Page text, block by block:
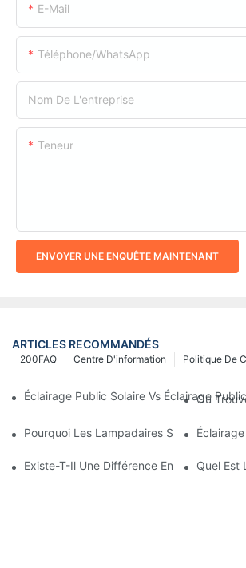
E-Mail
Téléphone/WhatsApp
Nom De L'entreprise
Teneur
ENVOYER UNE ENQUÊTE MAINTENANT
ARTICLES RECOMMANDÉS
Politique De
Centre D'information
200FAQ
Éclairage Public Solaire Vs Éclairage
Où
Pourquoi Les Lampadaires Solaires
Existe-T-Il Une Différence Entre Quel Est